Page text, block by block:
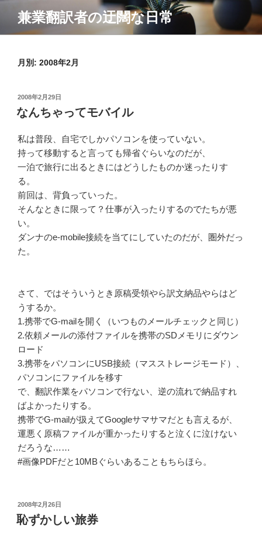
テ
兼業翻訳者の迂闊な日常
月別: 2008年2月
投
稿
日:
2008年2月29日
なんちゃってモバイル
私は普段、自宅でしかパソコンを使っていない。
持って移動すると言っても帰省ぐらいなのだが、
一泊で旅行に出るときにはどうしたものか迷ったりす
る。
前回は、背負っていった。
そんなときに限って？仕事が入ったりするのでたちが悪
い。
ダンナのe-mobile接続を当てにしていたのだが、圏外だっ
た。
さて、ではそういうとき原稿受領やら訳文納品やらはど
うするか。
1.携帯でG-mailを開く（いつものメールチェックと同じ）
2.依頼メールの添付ファイルを携帯のSDメモリにダウン
ロード
3.携帯をパソコンにUSB接続（マスストレージモード）、
パソコンにファイルを移す
で、翻訳作業をパソコンで行ない、逆の流れで納品すれ
ばよかったりする。
携帯でG-mailが扱えてGoogleサマサマだとも言えるが、
運悪く原稿ファイルが重かったりすると泣くに泣けない
だろうな……
#画像PDFだと10MBぐらいあることもちらほら。
投
稿
日:
2008年2月26日
恥ずかしい旅券